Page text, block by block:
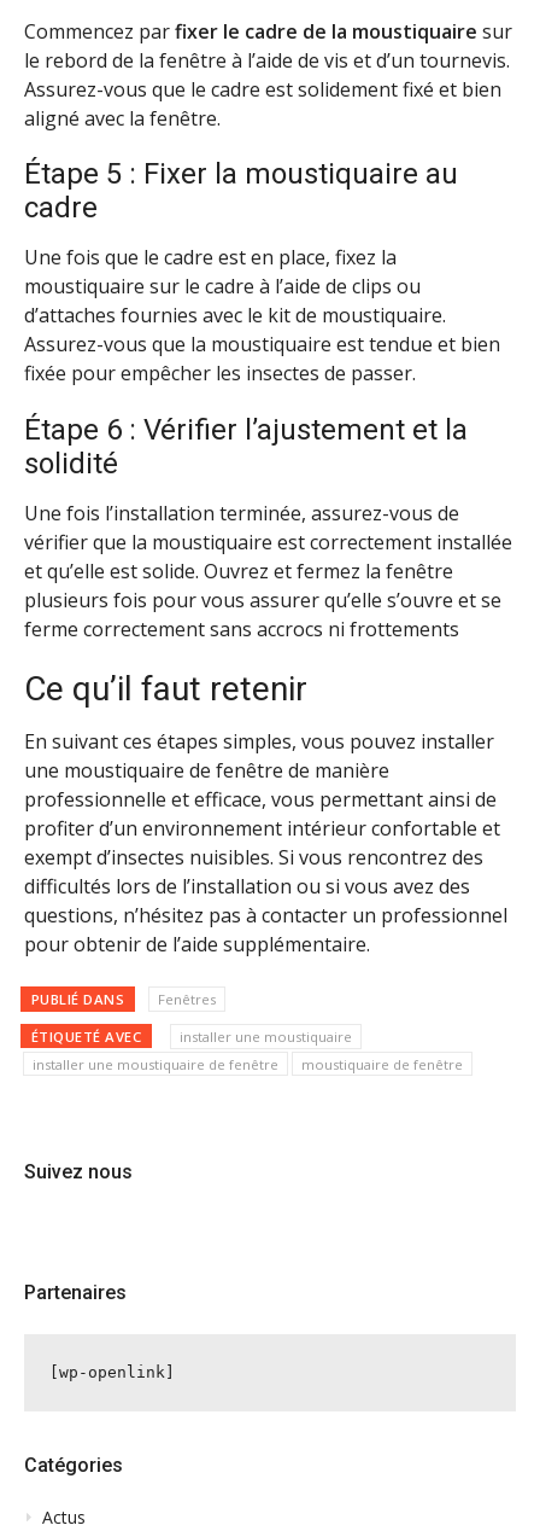
Commencez parfixer le cadre de la moustiquaire sur
le rebord de la fenêtre à l’aide de vis et d’un tournevis.
Assurez-vous que le cadre est solidement fixé et bien
aligné avec la fenêtre.
Étape 5 : Fixer la moustiquaire au
cadre
Une fois que le cadre est en place, fixez la
moustiquaire sur le cadre à l’aide de clips ou
d’attaches fournies avec le kit de moustiquaire.
Assurez-vous que la moustiquaire est tendue et bien
fixée pour empêcher les insectes de passer.
Étape 6 : Vérifier l’ajustement et la
solidité
Une fois l’installation terminée, assurez-vous de
vérifier que la moustiquaire est correctement installée
et qu’elle est solide. Ouvrez et fermez la fenêtre
plusieurs fois pour vous assurer qu’elle s’ouvre et se
ferme correctement sans accrocs ni frottements
Ce qu’il faut retenir
En suivant ces étapes simples, vous pouvez installer
une moustiquaire de fenêtre de manière
professionnelle et efficace, vous permettant ainsi de
profiter d’un environnement intérieur confortable et
exempt d’insectes nuisibles. Si vous rencontrez des
difficultés lors de l’installation ou si vous avez des
questions, n’hésitez pas à contacter un professionnel
pour obtenir de l’aide supplémentaire.
PUBLIÉ DANS Fenêtres
ÉTIQUETÉ AVEC
installer une moustiquaire
installer une moustiquaire de fenêtre
moustiquaire de fenêtre
Suivez nous
Partenaires
[wp-openlink]
Catégories
Actus